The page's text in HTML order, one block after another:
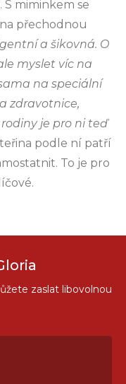
miminkem se
přechodnou
a šikovná. O
myslet víc na
na speciální
zdravotnice,
je pro ni teď
podle ní patří
To je pro
zaslat libovolnou